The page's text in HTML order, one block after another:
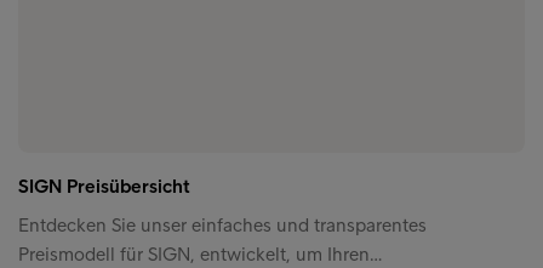
SIGN Preisübersicht
Entdecken Sie unser einfaches und transparentes
Preismodell für SIGN, entwickelt, um Ihren…